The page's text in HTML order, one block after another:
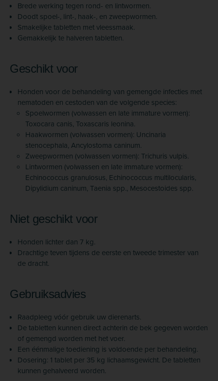
Brede werking tegen rond- en lintwormen.
Doodt spoel-, lint-, haak-, en zweepwormen.
Smakelijke tabletten met vleessmaak.
Gemakkelijk te halveren tabletten.
Geschikt voor
Honden voor de behandeling van gemengde infecties met
nematoden en cestoden van de volgende species:
Spoelwormen (volwassen en late immature vormen):
Toxocara canis, Toxascaris leonina.
Haakwormen (volwassen vormen): Uncinaria
stenocephala, Ancylostoma caninum.
Zweepwormen (volwassen vormen): Trichuris vulpis.
Lintwormen (volwassen en late immature vormen):
Echinococcus granulosus, Echinococcus multilocularis,
Dipylidium caninum, Taenia spp., Mesocestoides spp.
Niet geschikt voor
Honden lichter dan 7 kg.
Drachtige teven tijdens de eerste en tweede trimester van
de dracht.
Gebruiksadvies
Raadpleeg vóór gebruik uw dierenarts.
De tabletten kunnen direct achterin de bek gegeven worden
of gemengd worden met het voer.
Een éénmalige toediening is voldoende per behandeling.
Dosering: 1 tablet per 35 kg lichaamsgewicht. De tabletten
kunnen gehalveerd worden.